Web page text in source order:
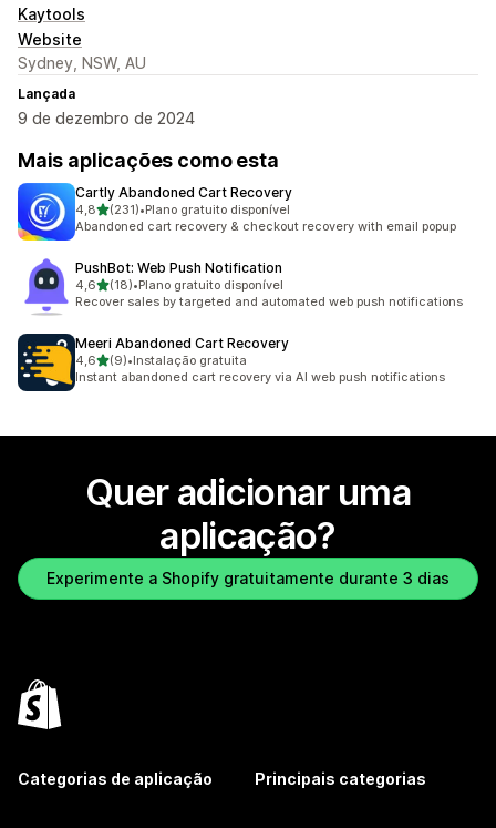
Kaytools
Website
Sydney, NSW, AU
Lançada
9 de dezembro de 2024
Mais aplicações como esta
Cartly Abandoned Cart Recovery
4,8de 5 estrelas
(231)
231 total de avaliações
•Plano gratuito disponível
Abandoned cart recovery & checkout recovery with email popup
PushBot: Web Push Notification
4,6de 5 estrelas
(18)
18 total de avaliações
•Plano gratuito disponível
Recover sales by targeted and automated web push notifications
Meeri Abandoned Cart Recovery
4,6de 5 estrelas
(9)
9 total de avaliações
•Instalação gratuita
Instant abandoned cart recovery via AI web push notifications
Quer adicionar uma
aplicação?
Experimente a Shopify gratuitamente durante 3 dias
Categorias de aplicação Principais categorias